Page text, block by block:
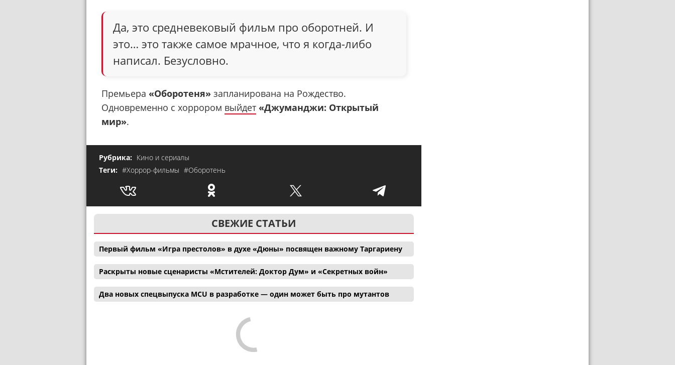
Да, это средневековый фильм про оборотней. И
это… это также самое мрачное, что я когда-либо
написал. Безусловно.
Премьера «Оборотеня» запланирована на Рождество.
Одновременно с хоррором выйдет «Джуманджи: Открытый
мир».
Рубрика: Кино и сериалы
Теги: #Хоррор-фильмы #Оборотень
СВЕЖИЕ СТАТЬИ
Первый фильм «Игра престолов» в духе «Дюны» посвящен важному Таргариену
Раскрыты новые сценаристы «Мстителей: Доктор Дум» и «Секретных войн»
Два новых спецвыпуска MCU в разработке — один может быть про мутантов